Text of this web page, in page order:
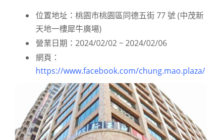
位置地址：桃園市桃園區同德五街 77 號 (中茂新
天地一樓犀牛廣場)
營業日期：2024/02/02 ~ 2024/02/06
網頁：
https://www.facebook.com/chung.mao.plaza/